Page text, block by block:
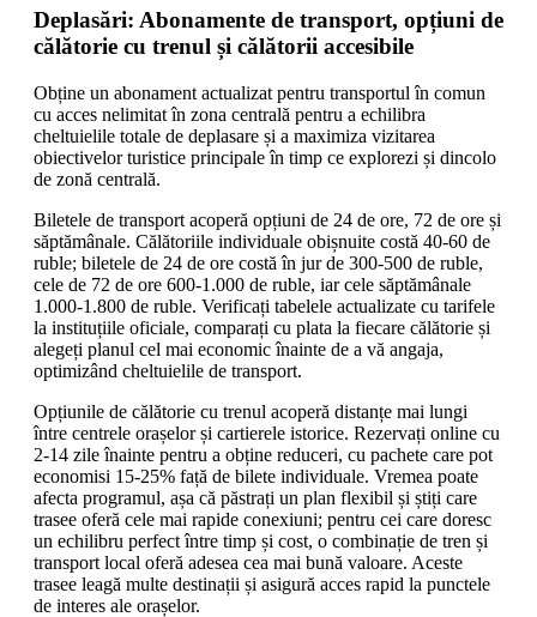
Deplasări: Abonamente de transport, opțiuni de
călătorie cu trenul și călătorii accesibile
Obține un abonament actualizat pentru transportul în comun
cu acces nelimitat în zona centrală pentru a echilibra
cheltuielile totale de deplasare și a maximiza vizitarea
obiectivelor turistice principale în timp ce explorezi și dincolo
de zonă centrală.
Biletele de transport acoperă opțiuni de 24 de ore, 72 de ore și
săptămânale. Călătoriile individuale obișnuite costă 40-60 de
ruble; biletele de 24 de ore costă în jur de 300-500 de ruble,
cele de 72 de ore 600-1.000 de ruble, iar cele săptămânale
1.000-1.800 de ruble. Verificați tabelele actualizate cu tarifele
la instituțiile oficiale, comparați cu plata la fiecare călătorie și
alegeți planul cel mai economic înainte de a vă angaja,
optimizând cheltuielile de transport.
Opțiunile de călătorie cu trenul acoperă distanțe mai lungi
între centrele orașelor și cartierele istorice. Rezervați online cu
2-14 zile înainte pentru a obține reduceri, cu pachete care pot
economisi 15-25% față de bilete individuale. Vremea poate
afecta programul, așa că păstrați un plan flexibil și știți care
trasee oferă cele mai rapide conexiuni; pentru cei care doresc
un echilibru perfect între timp și cost, o combinație de tren și
transport local oferă adesea cea mai bună valoare. Aceste
trasee leagă multe destinații și asigură acces rapid la punctele
de interes ale orașelor.